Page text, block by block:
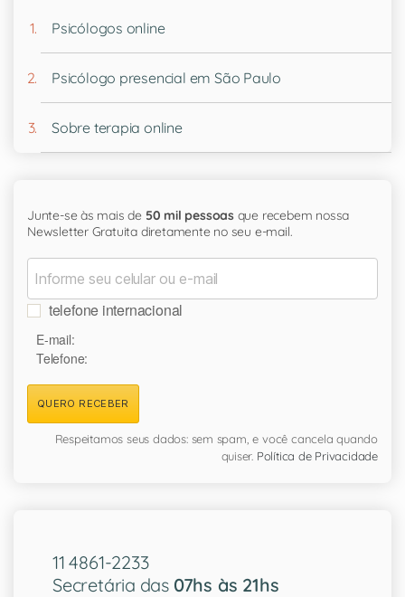
Psicólogos online
Psicólogo presencial em São Paulo
Sobre terapia online
Junte-se às mais de 50 mil pessoasque recebem nossa
Newsletter Gratuita diretamente no seu e-mail.
telefone internacional
E-mail:
Telefone:
QUERO RECEBER
Respeitamos seus dados: sem spam, e você cancela quando
quiser. Política de Privacidade
11 4861-2233
Secretária das 07hs às 21hs